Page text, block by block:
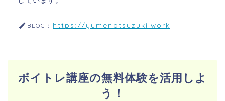
BLOG： https://yumenotsuzuki.work
ボイトレ講座の無料体験を活用しよ
う！